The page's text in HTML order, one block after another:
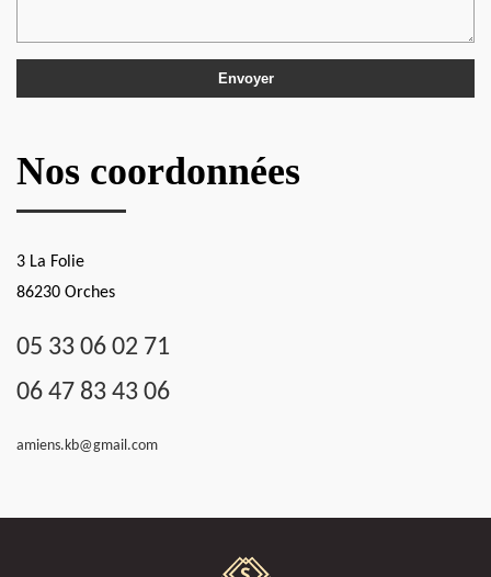
Nos coordonnées
3 La Folie
86230 Orches
05 33 06 02 71
06 47 83 43 06
amiens.kb@gmail.com